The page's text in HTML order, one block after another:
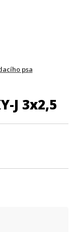
psa
J 3x2,5